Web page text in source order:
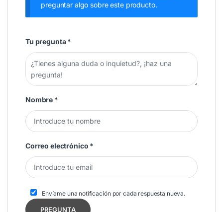
preguntar algo sobre este producto.
Tu pregunta*
Nombre *
Correo electrónico *
Envíame una notificación por cada respuesta nueva.